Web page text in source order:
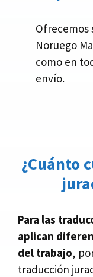
Ofrecemos
Noruego
como en
envío.
¿Cuánto
Para las
aplican
del trabajo,
traducción